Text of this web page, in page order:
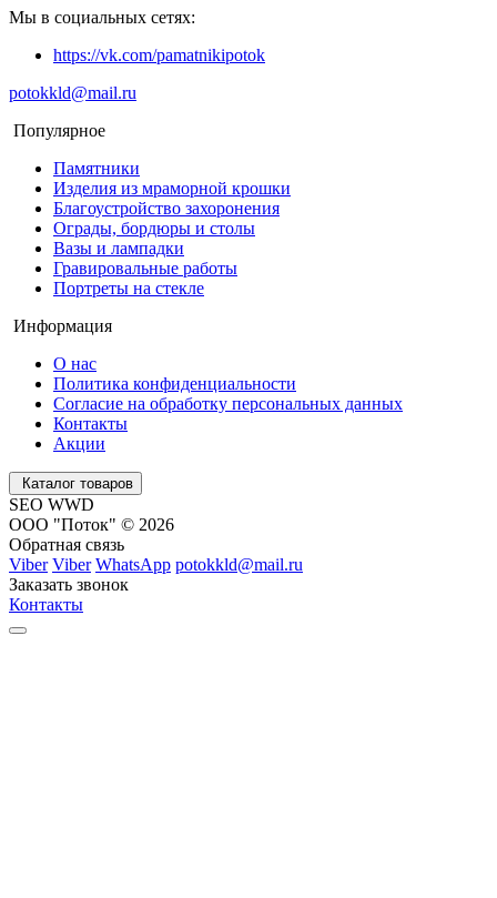
Мы в социальных сетях:
https://vk.com/pamatnikipotok
potokkld@mail.ru
Популярное
Памятники
Изделия из мраморной крошки
Благоустройство захоронения
Ограды, бордюры и столы
Вазы и лампадки
Гравировальные работы
Портреты на стекле
Информация
О нас
Политика конфиденциальности
Согласие на обработку персональных данных
Контакты
Акции
Каталог товаров
SEO WWD
ООО "Поток" © 2026
Обратная связь
Viber Viber WhatsApp potokkld@mail.ru
Заказать звонок
Контакты